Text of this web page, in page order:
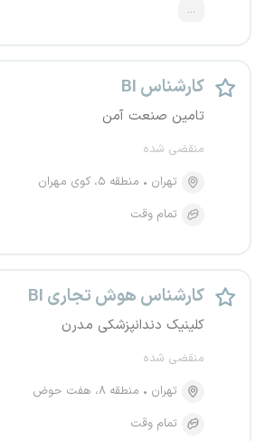
...
کارشناس BI
تامین صنعت آمن
منقضی شده
تهران
منطقه ۵، کوی مهران
تمام وقت
کارشناس هوش تجاری BI
کلینیک دندانپزشکی مدرن
منقضی شده
تهران
منطقه ۸، هفت حوض
تمام وقت